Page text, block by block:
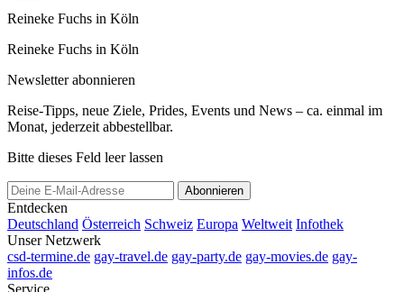
Reineke Fuchs in Köln
Reineke Fuchs in Köln
Newsletter abonnieren
Reise-Tipps, neue Ziele, Prides, Events und News – ca. einmal im
Monat, jederzeit abbestellbar.
Bitte dieses Feld leer lassen
Abonnieren
Entdecken
Deutschland Österreich Schweiz Europa Weltweit Infothek
Unser Netzwerk
csd-termine.de gay-travel.de gay-party.de gay-movies.de gay-
infos.de
Service